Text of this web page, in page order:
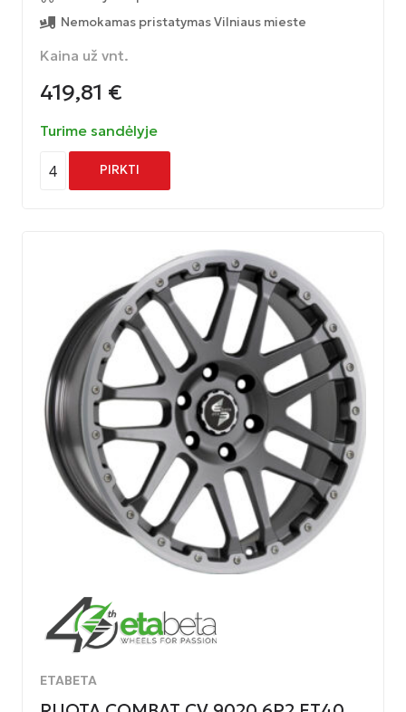
Nemokamas pristatymas Vilniaus mieste
Kaina už vnt.
419,81 €
Turime sandėlyje
4 PIRKTI
ETABETA